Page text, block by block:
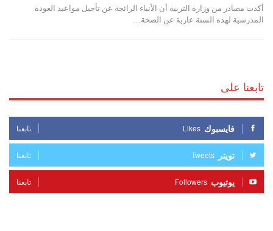
أكدت مصادر من وزارة التربية أن الأنباء الرائجة عن تأجيل مواعيد العودة
المدرسية لهذه السنة عارية عن الصحة…
تابعنا على
فايسبوك Likes تابعنا
تويتر Tweets تابعنا
يوتيوب Followers تابعنا